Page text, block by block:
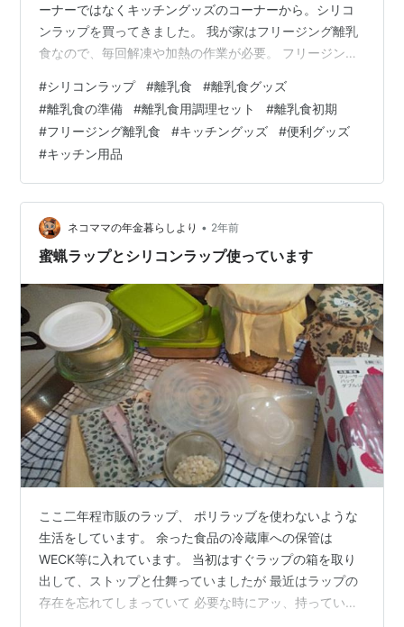
ーナーではなくキッチングッズのコーナーから。シリコ
ンラップを買ってきました。 我が家はフリージング離乳
食なので、毎回解凍や加熱の作業が必要。 フリージング
乳食・幼児食作者:うたまるごはん学研プラスAmazonう
たまるごはんのかんたんフリージング離乳食・幼児食 [
うたまるごはん ]価格: 1390 円楽天で詳細を見る その際
にラップを使っていたんですが毎回毎回メンドクサイ&ゴ
ミが出る。 ので、シリコンラップを買いました。 サッと
洗うだけでいいし…
#シリコンラップ #離乳食 #離乳食グッズ
#離乳食の準備 #離乳食用調理セット #離乳食初期
#フリージング離乳食 #キッチングッズ #便利グッズ
#キッチン用品
ネコママの年金暮らしより • 2年前
蜜蝋ラップとシリコンラップ使っています
ここ二年程市販のラップ、 ポリラッブを使わないような
生活をしています。 余った食品の冷蔵庫への保管は
WECK等に入れています。 当初はすぐラップの箱を取り
出して、ストップと仕舞っていましたが 最近はラップの
存在を忘れてしまっていて 必要な時にアッ、持っていま